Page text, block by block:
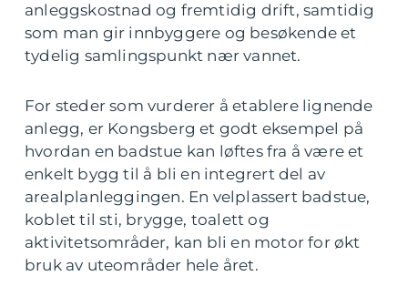
anleggskostnad og fremtidig drift, samtidig
som man gir innbyggere og besøkende et
tydelig samlingspunkt nær vannet.
For steder som vurderer å etablere lignende
anlegg, er Kongsberg et godt eksempel på
hvordan en badstue kan løftes fra å være et
enkelt bygg til å bli en integrert del av
arealplanleggingen. En velplassert badstue,
koblet til sti, brygge, toalett og
aktivitetsområder, kan bli en motor for økt
bruk av uteområder hele året.